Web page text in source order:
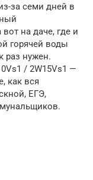
за семи дней в
на даче, где и
горячей воды
раз нужен.
/ 2W15Vs1 —
как вся
ЕГЭ,